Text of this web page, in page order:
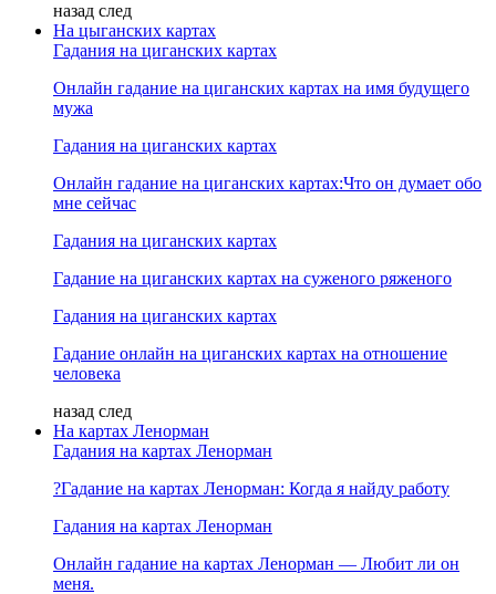
назад след
На цыганских картах
Гадания на циганских картах
Онлайн гадание на циганских картах на имя будущего
мужа
Гадания на циганских картах
Онлайн гадание на циганских картах:Что он думает обо
мне сейчас
Гадания на циганских картах
Гадание на циганских картах на суженого ряженого
Гадания на циганских картах
Гадание онлайн на циганских картах на отношение
человека
назад след
На картах Ленорман
Гадания на картах Ленорман
?Гадание на картах Ленорман: Когда я найду работу
Гадания на картах Ленорман
Онлайн гадание на картах Ленорман — Любит ли он
меня.